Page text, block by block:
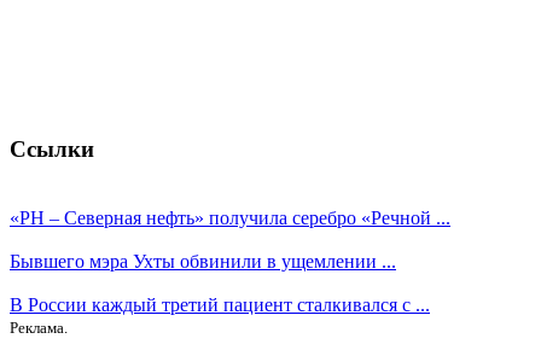
Ссылки
«РН – Северная нефть» получила серебро «Речной ...
Бывшего мэра Ухты обвинили в ущемлении ...
В России каждый третий пациент сталкивался с ...
Реклама.